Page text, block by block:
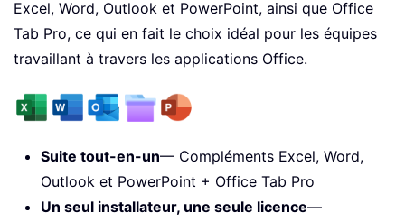
Excel, Word, Outlook et PowerPoint, ainsi que Office
Tab Pro, ce qui en fait le choix idéal pour les équipes
travaillant à travers les applications Office.
Suite tout-en-un— Compléments Excel, Word,
Outlook et PowerPoint + Office Tab Pro
Un seul installateur, une seule licence—